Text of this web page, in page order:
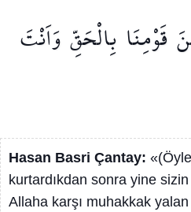
قَوْمِنَا بِالْحَقِّوَاَنْتَ
Hasan Basri Çantay:
kurtardıkdan sonra yine
Allaha karşı muhakkak